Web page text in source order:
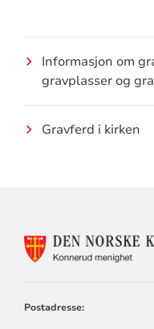
Informasjon om
gravplasser og
Gravferd i kirken
Postadresse: